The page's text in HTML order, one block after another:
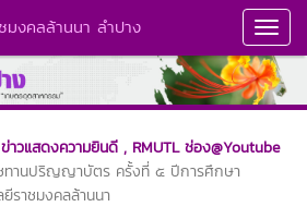
มงคลล้านนา ลำปาง
าวแสดงความยินดี , RMUTL ช่อง@Youtube
ทานปริญญาบัตร ครั้งที่ ๕ ปีการศึกษา
ราชมงคลล้านนา